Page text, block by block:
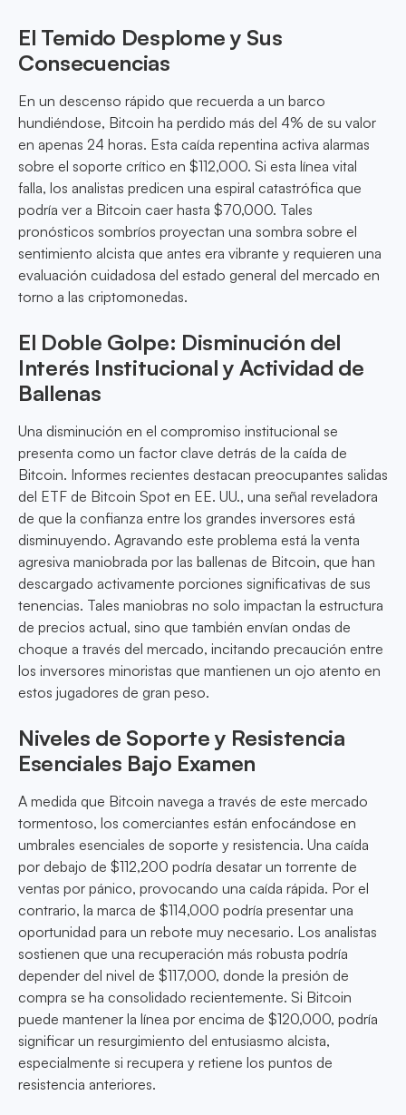
El Temido Desplome y Sus
Consecuencias
En un descenso rápido que recuerda a un barco
hundiéndose, Bitcoin ha perdido más del 4% de su valor
en apenas 24 horas. Esta caída repentina activa alarmas
sobre el soporte crítico en $112,000. Si esta línea vital
falla, los analistas predicen una espiral catastrófica que
podría ver a Bitcoin caer hasta $70,000. Tales
pronósticos sombríos proyectan una sombra sobre el
sentimiento alcista que antes era vibrante y requieren una
evaluación cuidadosa del estado general del mercado en
torno a las criptomonedas.
El Doble Golpe: Disminución del
Interés Institucional y Actividad de
Ballenas
Una disminución en el compromiso institucional se
presenta como un factor clave detrás de la caída de
Bitcoin. Informes recientes destacan preocupantes salidas
del ETF de Bitcoin Spot en EE. UU., una señal reveladora
de que la confianza entre los grandes inversores está
disminuyendo. Agravando este problema está la venta
agresiva maniobrada por las ballenas de Bitcoin, que han
descargado activamente porciones significativas de sus
tenencias. Tales maniobras no solo impactan la estructura
de precios actual, sino que también envían ondas de
choque a través del mercado, incitando precaución entre
los inversores minoristas que mantienen un ojo atento en
estos jugadores de gran peso.
Niveles de Soporte y Resistencia
Esenciales Bajo Examen
A medida que Bitcoin navega a través de este mercado
tormentoso, los comerciantes están enfocándose en
umbrales esenciales de soporte y resistencia. Una caída
por debajo de $112,200 podría desatar un torrente de
ventas por pánico, provocando una caída rápida. Por el
contrario, la marca de $114,000 podría presentar una
oportunidad para un rebote muy necesario. Los analistas
sostienen que una recuperación más robusta podría
depender del nivel de $117,000, donde la presión de
compra se ha consolidado recientemente. Si Bitcoin
puede mantener la línea por encima de $120,000, podría
significar un resurgimiento del entusiasmo alcista,
especialmente si recupera y retiene los puntos de
resistencia anteriores.